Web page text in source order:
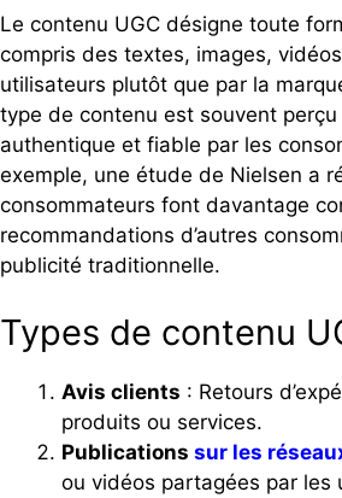
Le contenu UGC désigne toute
compris des textes, images,
utilisateurs plutôt que par la
type de contenu est souvent perçu
authentique et fiable par les
exemple, une étude de Nielsen a
consommateurs font davantage
recommandations d’autres
publicité traditionnelle.
Types de contenu
Avis clients : Retours
produits ou services.
Publications sur les
ou vidéos partagées par les